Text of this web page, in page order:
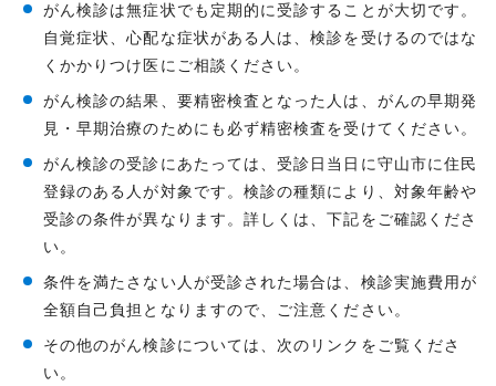
がん検診は無症状でも定期的に受診することが大切です。
自覚症状、心配な症状がある人は、検診を受けるのではな
くかかりつけ医にご相談ください。
がん検診の結果、要精密検査となった人は、がんの早期発
見・早期治療のためにも必ず精密検査を受けてください。
がん検診の受診にあたっては、受診日当日に守山市に住民
登録のある人が対象です。検診の種類により、対象年齢や
受診の条件が異なります。詳しくは、下記をご確認くださ
い。
条件を満たさない人が受診された場合は、検診実施費用が
全額自己負担となりますので、ご注意ください。
その他のがん検診については、次のリンクをご覧くださ
い。